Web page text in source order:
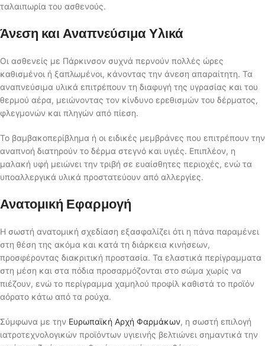
ταλαιπωρία του ασθενούς.
Άνεση και Αναπνεύσιμα Υλικά
Οι ασθενείς με Πάρκινσον συχνά περνούν πολλές ώρες
καθισμένοι ή ξαπλωμένοι, κάνοντας την άνεση απαραίτητη. Τα
αναπνεύσιμα υλικά επιτρέπουν τη διαφυγή της υγρασίας και του
θερμού αέρα, μειώνοντας τον κίνδυνο ερεθισμών του δέρματος,
φλεγμονών και πληγών από πίεση.
Το βαμβακοπερίβλημα ή οι ειδικές μεμβράνες που επιτρέπουν την
αναπνοή διατηρούν το δέρμα στεγνό και υγιές. Επιπλέον, η
μαλακή υφή μειώνει την τριβή σε ευαίσθητες περιοχές, ενώ τα
υποαλλεργικά υλικά προστατεύουν από αλλεργίες.
Ανατομική Εφαρμογή
Η σωστή ανατομική σχεδίαση εξασφαλίζει ότι η πάνα παραμένει
στη θέση της ακόμα και κατά τη διάρκεια κινήσεων,
προσφέροντας διακριτική προστασία. Τα ελαστικά περίγραμματα
στη μέση και στα πόδια προσαρμόζονται στο σώμα χωρίς να
πιέζουν, ενώ το περίγραμμα χαμηλού προφίλ καθιστά το προϊόν
αόρατο κάτω από τα ρούχα.
Σύμφωνα με την Ευρωπαϊκή Αρχή Φαρμάκων, η σωστή επιλογή
ιατροτεχνολογικών προϊόντων υγιεινής βελτιώνει σημαντικά την